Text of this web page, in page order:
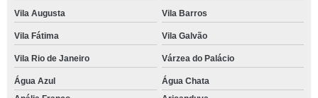
Vila Augusta Vila Barros
Vila Fátima Vila Galvão
Vila Rio de Janeiro Várzea do Palácio
Água Azul
Água Chata